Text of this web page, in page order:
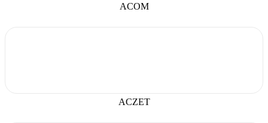
ACOM
ACZET